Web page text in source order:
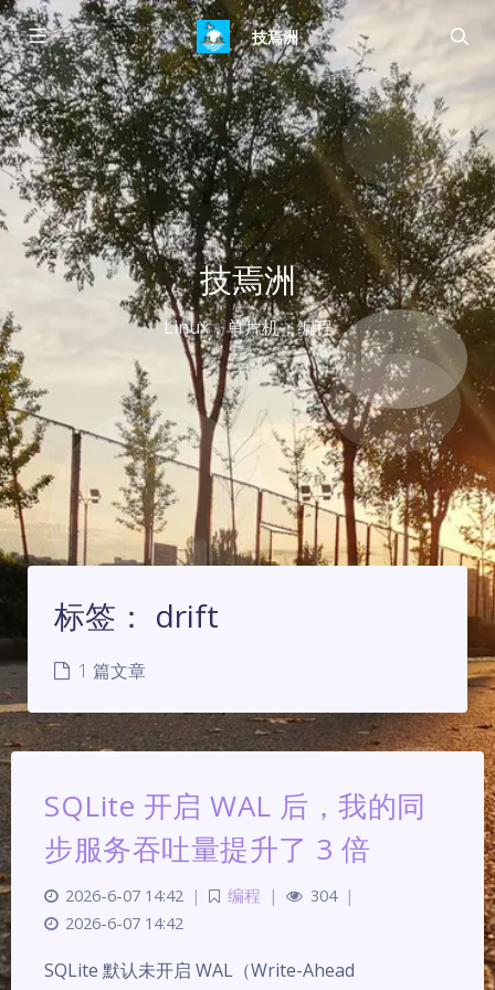
技焉洲
技焉洲
Linux，单片机，编程
夜间模式
标签： drift
1 篇文章
SQLite 开启 WAL 后，我的同
步服务吞吐量提升了 3 倍
2026-6-07 14:42 | 编程 | 304 |
2026-6-07 14:42
SQLite 默认未开启 WAL（Write-Ahead